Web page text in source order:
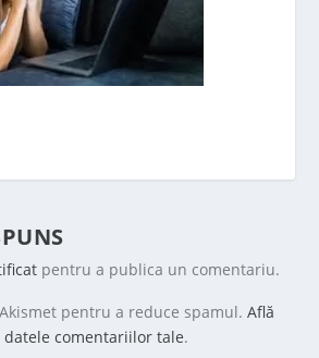
pentru a publica un comentariu.
pentru a reduce spamul.Află
comentariilor tale.